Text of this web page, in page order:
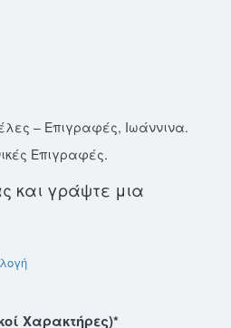
– Επιγραφές, Ιωάννινα.
Επιγραφές.
και γράψτε μια
Χαρακτήρες)*